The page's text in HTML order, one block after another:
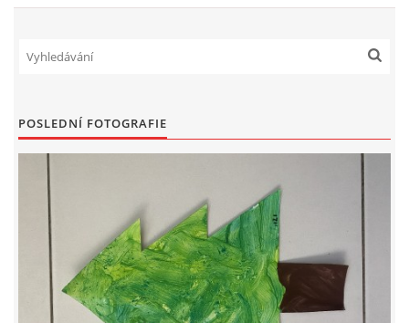
KREATIVNÍ OVOCNÉ A ZELENINOVÉ MLSÁNÍ
RECENZE NA KNIHY
RECENZE NA HRAČKY
MIKULÁŠSKÁ NADÍLKA
VÁNOČNÍ TVOŘENÍ
POSLEDNÍ FOTOGRAFIE